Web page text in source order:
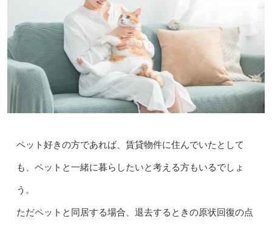
ペット好きの方であれば、賃貸物件に住んでいたとして
も、ペットと一緒に暮らしたいと考える方もいるでしょ
う。
ただペットと同居する場合、退去するときの原状回復の点